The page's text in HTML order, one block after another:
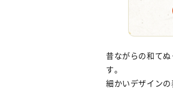
昔ながらの和て
す。
細かいデザイン